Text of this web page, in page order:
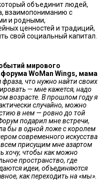
объединит людей,
взаимопониманию с
и родными,
ценностей и традиций,
свой социальный капитал.
мирового
WoMan Wings, мама
фраза, что нужно найти своих
— мне кажется, надо
возрасте. В прошлом году я
случайно, можно
в нем — ровно до той
подарил мне встречи,
бы в одной ложе с королем
современного искусства
присущим мне азартом
хочу, чтобы как можно
пространство, где
идеи, объединяются
как переходить на «мы».